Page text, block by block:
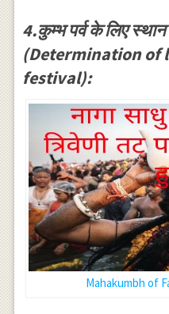
4.कुम्भ पर्व के लिए स्थान
(Determination of
festival):
Mahakumbh of